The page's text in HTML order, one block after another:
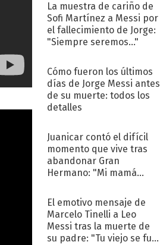
La muestra de cariño de
Sofi Martínez a Messi por
el fallecimiento de Jorge:
"Siempre seremos..."
Cómo fueron los últimos
días de Jorge Messi antes
de su muerte: todos los
detalles
Juanicar contó el difícil
momento que vive tras
abandonar Gran
Hermano: "Mi mamá
El emotivo mensaje de
Marcelo Tinelli a Leo
Messi tras la muerte de
su padre: "Tu viejo se fue